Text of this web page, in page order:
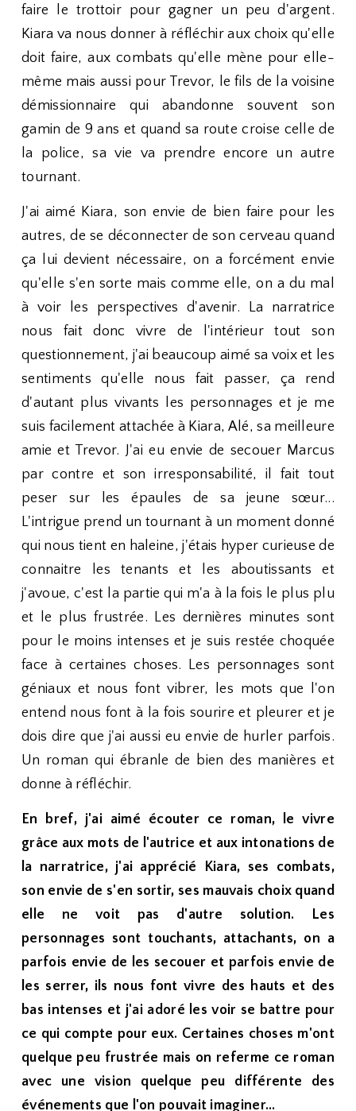
faire le trottoir pour gagner un peu d'argent.
Kiara va nous donner à réfléchir aux choix qu'elle
doit faire, aux combats qu'elle mène pour elle-
même mais aussi pour Trevor, le fils de la voisine
démissionnaire qui abandonne souvent son
gamin de 9 ans et quand sa route croise celle de
la police, sa vie va prendre encore un autre
tournant.
J'ai aimé Kiara, son envie de bien faire pour les
autres, de se déconnecter de son cerveau quand
ça lui devient nécessaire, on a forcément envie
qu'elle s'en sorte mais comme elle, on a du mal
à voir les perspectives d'avenir. La narratrice
nous fait donc vivre de l'intérieur tout son
questionnement, j'ai beaucoup aimé sa voix et les
sentiments qu'elle nous fait passer, ça rend
d'autant plus vivants les personnages et je me
suis facilement attachée à Kiara, Alé, sa meilleure
amie et Trevor. J'ai eu envie de secouer Marcus
par contre et son irresponsabilité, il fait tout
peser sur les épaules de sa jeune sœur...
L'intrigue prend un tournant à un moment donné
qui nous tient en haleine, j'étais hyper curieuse de
connaitre les tenants et les aboutissants et
j'avoue, c'est la partie qui m'a à la fois le plus plu
et le plus frustrée. Les dernières minutes sont
pour le moins intenses et je suis restée choquée
face à certaines choses. Les personnages sont
géniaux et nous font vibrer, les mots que l'on
entend nous font à la fois sourire et pleurer et je
dois dire que j'ai aussi eu envie de hurler parfois.
Un roman qui ébranle de bien des manières et
donne à réfléchir.
En bref, j'ai aimé écouter ce roman, le vivre
grâce aux mots de l'autrice et aux intonations de
la narratrice, j'ai apprécié Kiara, ses combats,
son envie de s'en sortir, ses mauvais choix quand
elle ne voit pas d'autre solution. Les
personnages sont touchants, attachants, on a
parfois envie de les secouer et parfois envie de
les serrer, ils nous font vivre des hauts et des
bas intenses et j'ai adoré les voir se battre pour
ce qui compte pour eux. Certaines choses m'ont
quelque peu frustrée mais on referme ce roman
avec une vision quelque peu différente des
événements que l'on pouvait imaginer...